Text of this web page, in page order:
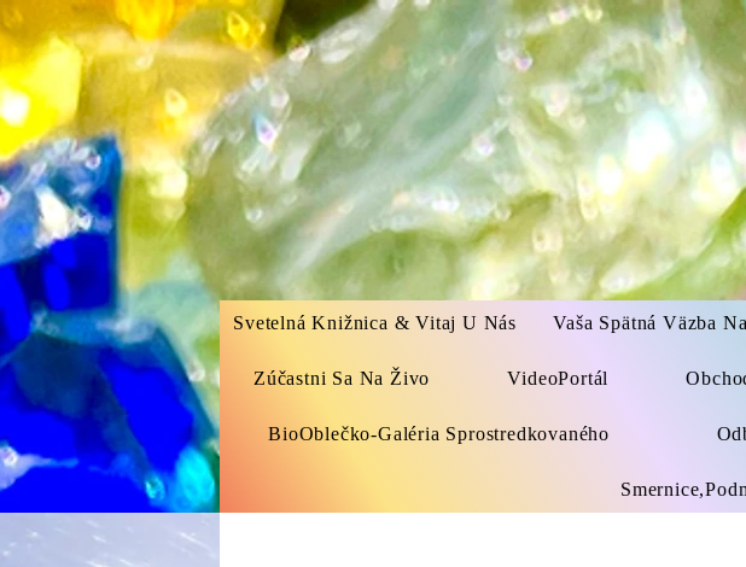
Svetelná Knižnica & Vitaj U Nás Vaša Spätná Väzba
Zúčastni Sa Na Živo VideoPortál
BioOblečko-Galéria Sprostredkovaného